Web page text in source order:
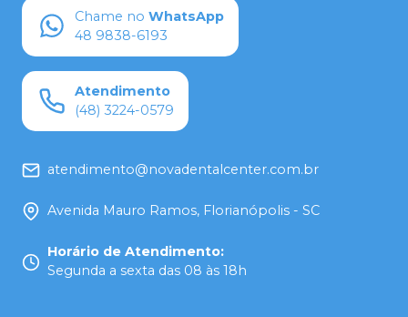
Chame no WhatsApp
48 9838-6193
Atendimento
(48) 3224-0579
atendimento@novadentalcenter.com.br
Avenida Mauro Ramos, Florianópolis - SC
Horário de Atendimento:
Segunda a sexta das 08 às 18h